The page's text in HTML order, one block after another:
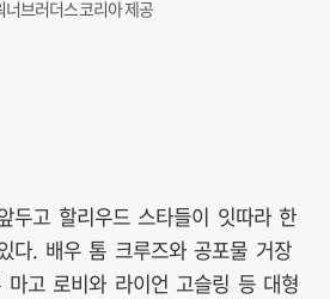
너브러더스코리아 제공
두고 할리우드 스타들이 잇따라 한
다. 배우 톰 크루즈와 공포물 거장
고 로비와 라이언 고슬링 등 대형